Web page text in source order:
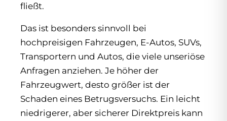
fließt.
Das ist besonders sinnvoll bei
hochpreisigen Fahrzeugen, E-Autos, SUVs,
Transportern und Autos, die viele unseriöse
Anfragen anziehen. Je höher der
Fahrzeugwert, desto größer ist der
Schaden eines Betrugsversuchs. Ein leicht
niedrigerer, aber sicherer Direktpreis kann